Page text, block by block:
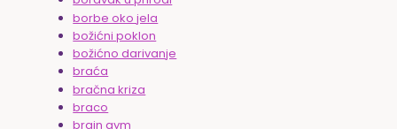
borbe oko jela
božićni poklon
božićno darivanje
braća
bračna kriza
braco
brain gym